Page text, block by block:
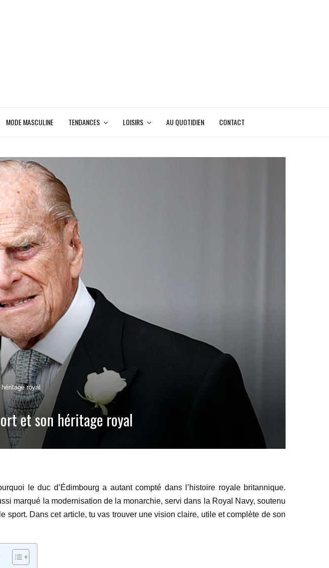
MODE MASCULINE TENDANCES LOISIRS AU QUOTIDIEN CONTACT
royal
et son héritage royal
le duc d’Édimbourg a autant compté dans l’histoire royale britannique.
marqué la modernisation de la monarchie, servi dans la Royal Navy, soutenu
sport. Dans cet article, tu vas trouver une vision claire, utile et complète de son